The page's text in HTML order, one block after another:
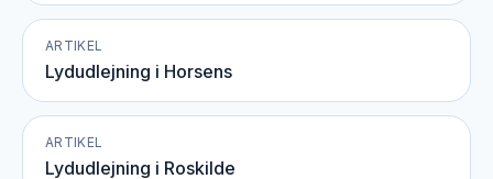
ARTIKEL
Lydudlejning i Horsens
ARTIKEL
Lydudlejning i Roskilde